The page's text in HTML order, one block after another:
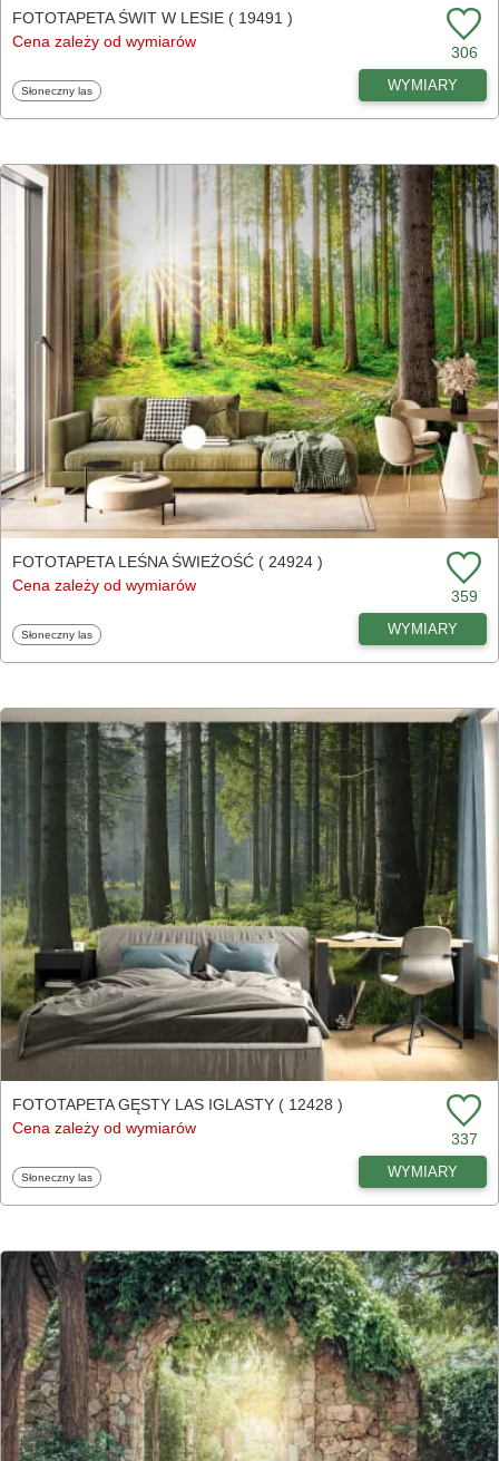
FOTOTAPETA ŚWIT W LESIE ( 19491 )
Cena zależy od wymiarów
306
Fototapety
Słoneczny las WYMIARY
FOTOTAPETA LEŚNA ŚWIEŻOŚĆ ( 24924 )
Cena zależy od wymiarów
359
Fototapety
Słoneczny las WYMIARY
FOTOTAPETA GĘSTY LAS IGLASTY ( 12428 )
Cena zależy od wymiarów
337
Fototapety
Słoneczny las WYMIARY